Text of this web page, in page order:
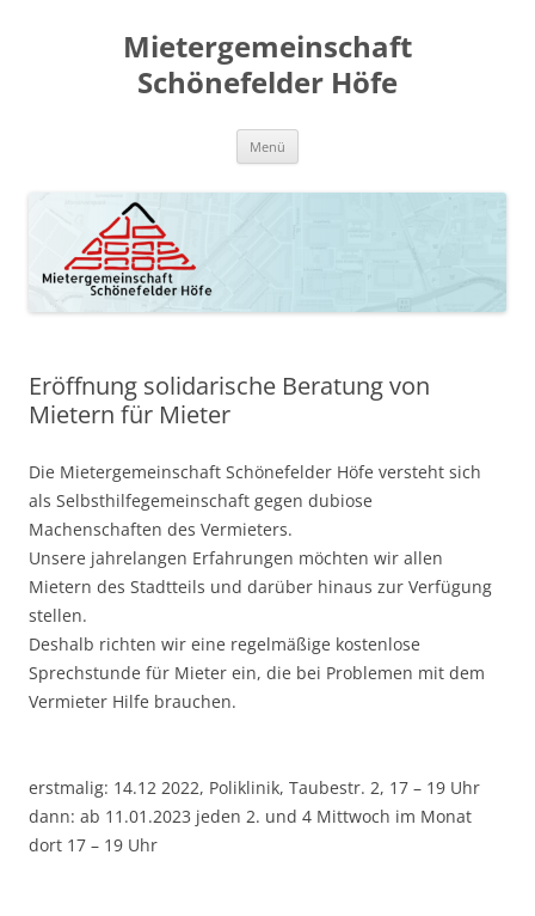
Mietergemeinschaft
Schönefelder Höfe
Menü
Eröffnung solidarische Beratung von
Mietern für Mieter
Die Mietergemeinschaft Schönefelder Höfe versteht sich
als Selbsthilfegemeinschaft gegen dubiose
Machenschaften des Vermieters.
Unsere jahrelangen Erfahrungen möchten wir allen
Mietern des Stadtteils und darüber hinaus zur Verfügung
stellen.
Deshalb richten wir eine regelmäßige kostenlose
Sprechstunde für Mieter ein, die bei Problemen mit dem
Vermieter Hilfe brauchen.
erstmalig: 14.12 2022, Poliklinik, Taubestr. 2, 17 – 19 Uhr
dann: ab 11.01.2023 jeden 2. und 4 Mittwoch im Monat
dort 17 – 19 Uhr